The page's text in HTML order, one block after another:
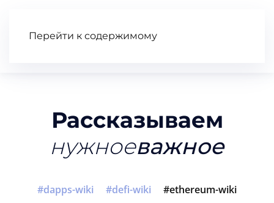
Перейти к содержимому
Рассказываем
нужноеважное
dapps-wiki defi-wiki
ethereum-wiki